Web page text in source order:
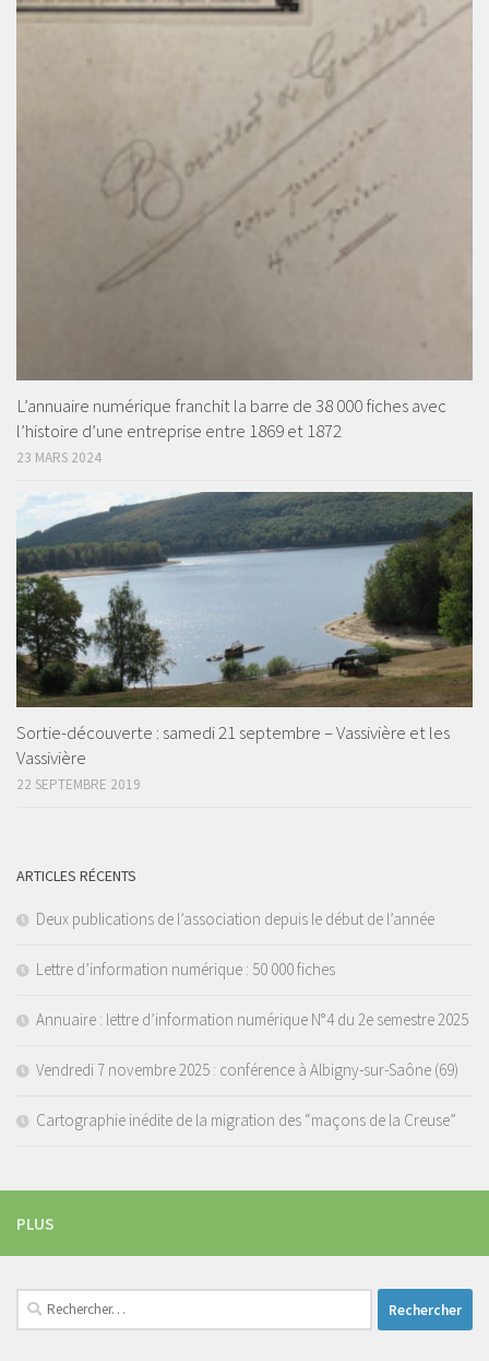
L’annuaire numérique franchit la barre de 38 000 fiches avec
l’histoire d’une entreprise entre 1869 et 1872
23 MARS 2024
Sortie-découverte : samedi 21 septembre – Vassivière et les
Vassivière
22 SEPTEMBRE 2019
ARTICLES RÉCENTS
Deux publications de l’association depuis le début de l’année
Lettre d’information numérique : 50 000 fiches
Annuaire : lettre d’information numérique N°4 du 2e semestre 2025
Vendredi 7 novembre 2025 : conférence à Albigny-sur-Saône (69)
Cartographie inédite de la migration des “maçons de la Creuse”
PLUS
Rechercher :